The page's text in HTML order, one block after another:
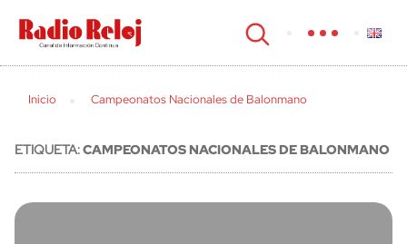
cerrar
Inicio Campeonatos Nacionales de Balonmano
ETIQUETA:CAMPEONATOS NACIONALES DE BALONMANO